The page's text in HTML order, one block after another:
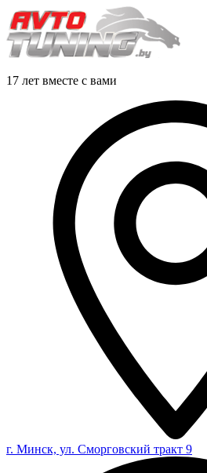
17 лет вместе с вами
г. Минск, ул. Сморговский тракт 9